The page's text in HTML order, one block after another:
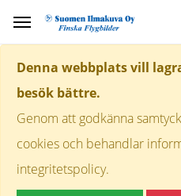
Denna webbplats vill
besök bättre.
Genom att godkänna
cookies och behandlar
integritetspolicy.